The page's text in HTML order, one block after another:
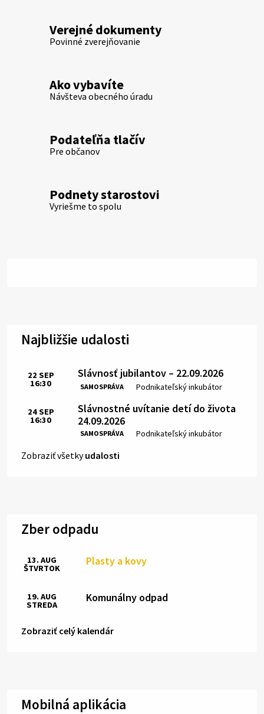
Verejné dokumenty
Povinné zverejňovanie
Ako vybavíte
Návšteva obecného úradu
Podateľňa tlačív
Pre občanov
Podnety starostovi
Vyriešme to spolu
Najbližšie udalosti
Slávnosť jubilantov – 22.09.2026
SAMOSPRÁVA Miesto:
Podnikateľský inkubátor
Čas:
22 SEP
16:30
Slávnostné uvítanie detí do života
24.09.2026
SAMOSPRÁVA Miesto:
Podnikateľský inkubátor
Čas:
24SEP
16:30
Zobraziť všetkyudalosti
Zber odpadu
Plasty a kovy
13. AUG
ŠTVRTOK
Komunálny odpad
19. AUG
STREDA
Zobraziť celý kalendár
Mobilná aplikácia